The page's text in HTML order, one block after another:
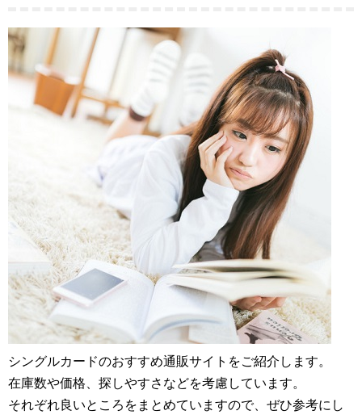
シングルカードのおすすめ通販サイトをご紹介します。
在庫数や価格、探しやすさなどを考慮しています。
それぞれ良いところをまとめていますので、ぜひ参考にし